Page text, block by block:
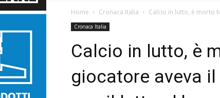
Home Cronaca Italia Calcio in lutto, è morto
Cronaca Italia
Calcio in lutto, è
giocatore aveva